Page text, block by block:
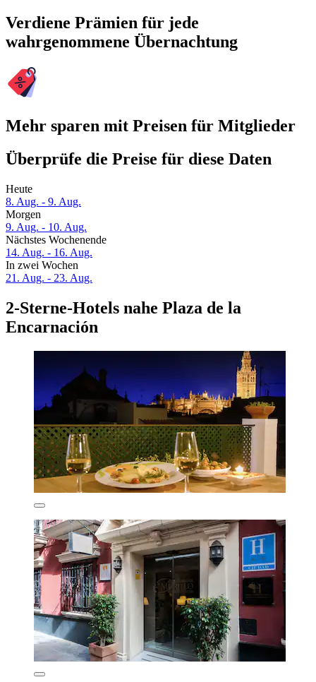
Verdiene Prämien für jede
wahrgenommene Übernachtung
Mehr sparen mit Preisen für Mitglieder
Überprüfe die Preise für diese Daten
Heute
8. Aug. - 9. Aug.
Morgen
9. Aug. - 10. Aug.
Nächstes Wochenende
14. Aug. - 16. Aug.
In zwei Wochen
21. Aug. - 23. Aug.
2-Sterne-Hotels nahe Plaza de la
Encarnación